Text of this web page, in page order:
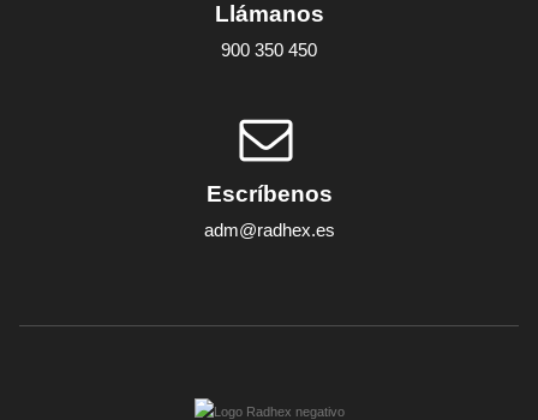
Llámanos
900 350 450
Escríbenos
adm@radhex.es